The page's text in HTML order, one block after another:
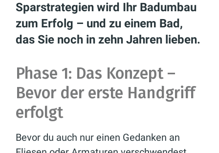
Sparstrategien wird Ihr Badumbau
zum Erfolg – und zu einem Bad,
das Sie noch in zehn Jahren lieben.
Phase 1: Das Konzept –
Bevor der erste Handgriff
erfolgt
Bevor du auch nur einen Gedanken an